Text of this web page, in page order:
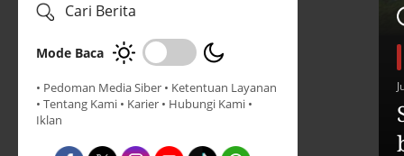
Cari Berita
Mode Baca
• Pedoman Media Siber • Ketentuan Layanan
• Tentang Kami • Karier • Hubungi Kami •
Iklan